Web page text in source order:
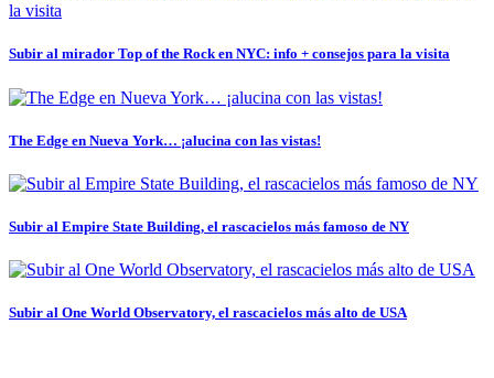
Subir al mirador Top of the Rock en NYC: info + consejos para la visita
The Edge en Nueva York… ¡alucina con las vistas!
Subir al Empire State Building, el rascacielos más famoso de NY
Subir al One World Observatory, el rascacielos más alto de USA